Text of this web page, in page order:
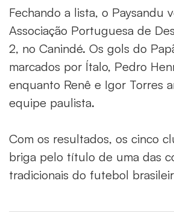
Fechando a lista, o Paysandu
Associação Portuguesa de
2, no Canindé. Os gols do
marcados por Ítalo, Pedro
enquanto Renê e Igor Torres
equipe paulista.
Com os resultados, os cinco
briga pelo título de uma das
tradicionais do futebol